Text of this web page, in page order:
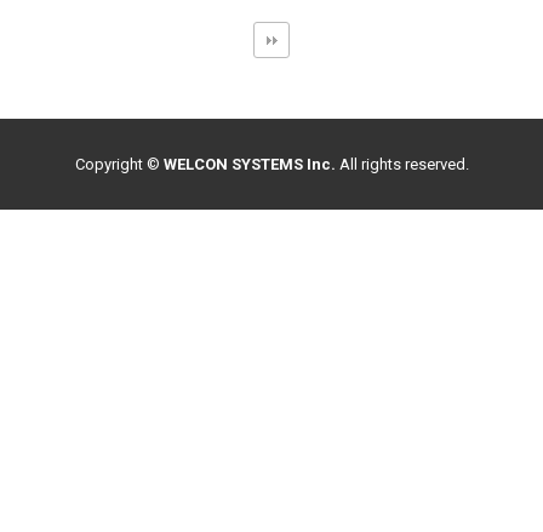
Copyright © WELCON SYSTEMS Inc. All rights reserved.